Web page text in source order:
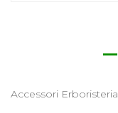
Accessori Erboristeria